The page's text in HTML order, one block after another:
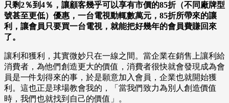
只剩2％到4％，讓顧客幾乎可以享有市價的85折（不同廠牌型
號甚至更低）優惠，一台電視動輒數萬元，85折所帶來的讓
利，讓會員只要買一台電視，就能把好幾年的會員費賺回來
了。
讓利和獲利，其實微妙只在一線之間。當企業在銷售上讓利給
消費者，為他們創造更大的價值，消費者很快就會發現成為會
員是一件划得來的事，於是願意加入會員，企業也就開始獲
利。這也正是球場教會我的，「當我們致力為別人創造價值
時，我們也就找到自己的價值」。